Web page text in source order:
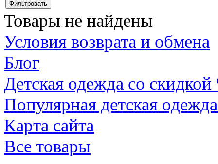
Товары не найдены
Условия возврата и обмена
Блог
Детская одежда со скидкой
Популярная детская
Карта сайта
Все товары